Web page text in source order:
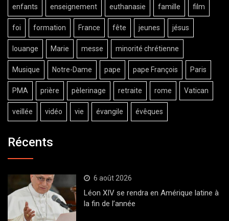
enfants enseignement euthanasie famille film
foi formation France fête jeunes jésus
louange Marie messe minorité chrétienne
Musique Notre-Dame pape pape François Paris
PMA prière pèlerinage retraite rome Vatican
veillée vidéo vie évangile évêques
Récents
6 août 2026
Léon XIV se rendra en Amérique latine à
la fin de l’année